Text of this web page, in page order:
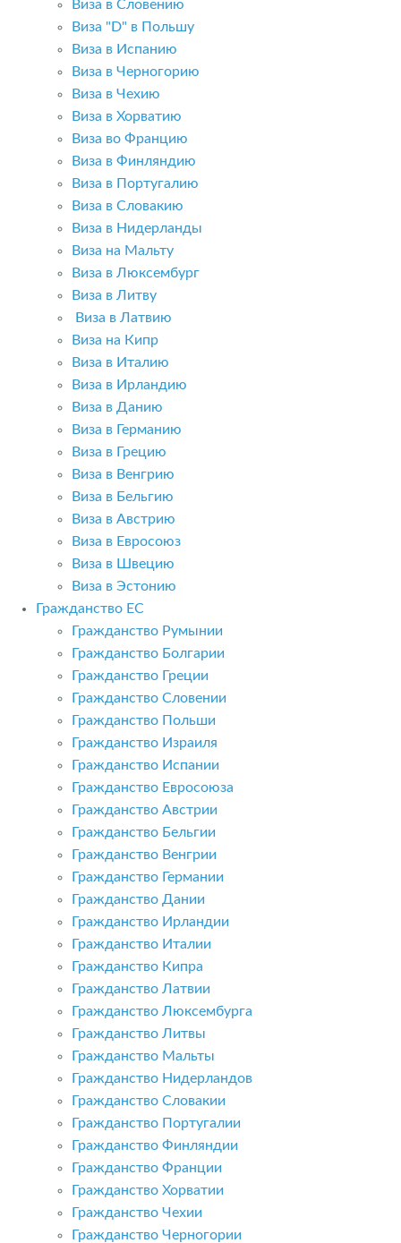
Виза в Словению
Виза "D" в Польшу
Виза в Испанию
Виза в Черногорию
Виза в Чехию
Виза в Хорватию
Виза во Францию
Виза в Финляндию
Виза в Португалию
Виза в Словакию
Виза в Нидерланды
Виза на Мальту
Виза в Люксембург
Виза в Литву
Виза в Латвию
Виза на Кипр
Виза в Италию
Виза в Ирландию
Виза в Данию
Виза в Германию
Виза в Грецию
Виза в Венгрию
Виза в Бельгию
Виза в Австрию
Виза в Евросоюз
Виза в Швецию
Виза в Эстонию
Гражданство ЕС
Гражданство Румынии
Гражданство Болгарии
Гражданство Греции
Гражданство Словении
Гражданство Польши
Гражданство Израиля
Гражданство Испании
Гражданство Евросоюза
Гражданство Австрии
Гражданство Бельгии
Гражданство Венгрии
Гражданство Германии
Гражданство Дании
Гражданство Ирландии
Гражданство Италии
Гражданство Кипра
Гражданство Латвии
Гражданство Люксембурга
Гражданство Литвы
Гражданство Мальты
Гражданство Нидерландов
Гражданство Словакии
Гражданство Португалии
Гражданство Финляндии
Гражданство Франции
Гражданство Хорватии
Гражданство Чехии
Гражданство Черногории